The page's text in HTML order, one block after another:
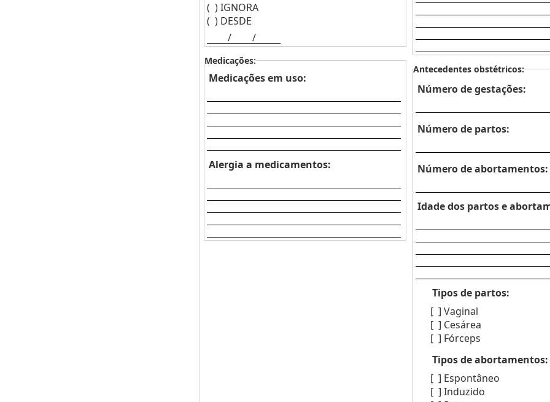
( )IGNORA
( ) DESDE
/
/
Medicações:
Medicações em uso:
Alergia a medicamentos:
Antecedentes obstétricos:
Número de gestações:
Número de partos:
Número de abortamentos:
Idade dos partos e
Tipos de partos:
[ ] Vaginal
[ ] Cesárea
[ ] Fórceps
Tipos de abortamentos:
[ ] Espontâneo
[ ] Induzido